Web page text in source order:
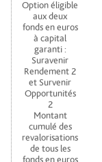
Option éligible
aux deux
fonds en euros
à capital
garanti :
Suravenir
Rendement 2
et Survenir
Opportunités
2
Montant
cumulé des
revalorisations
de tous les
fonds en euros